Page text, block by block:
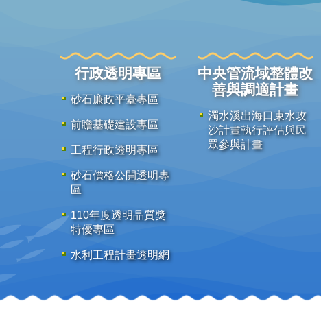
行政透明專區
砂石廉政平臺專區
前瞻基礎建設專區
工程行政透明專區
砂石價格公開透明專
區
110年度透明晶質獎
特優專區
水利工程計畫透明網
中央管流域整體改
善與調適計畫
濁水溪出海口束水攻
沙計畫執行評估與民
眾參與計畫